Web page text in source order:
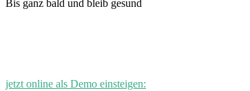
Bis ganz bald und bleib gesund
jetzt online als Demo einsteigen: